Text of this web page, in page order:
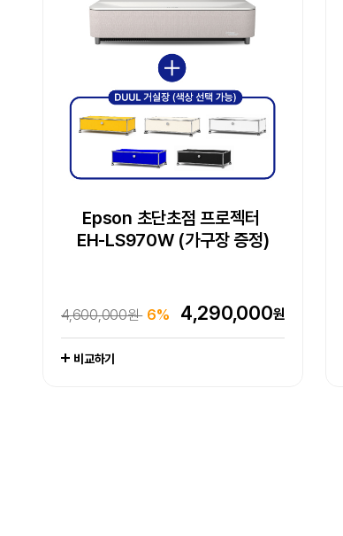
Epson 초단초점 프로젝터
EH-LS970W (가구장 증정)
4,600,000원 6% 4,290,000원
비교하기
Epson EcoTank
포토 복합기 L8180
704,000원 0% 704,000원
비교하기
Epson WorkForce DS-530III
676,000원 38% 417,000원
비교하기
Epson 네이머
LW-K200DA 곰돌이 푸
128,000원 19% 102,800원
비교하기
Epson 초단초점 프로젝터
EH-LS970W (가구장 증정)